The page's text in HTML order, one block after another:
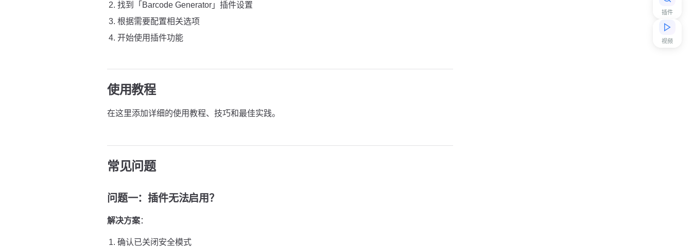
插件
视频
找到「Barcode Generator」插件设置
根据需要配置相关选项
开始使用插件功能
使用教程
在这里添加详细的使用教程、技巧和最佳实践。
常见问题
问题一：插件无法启用？
解决方案：
确认已关闭安全模式